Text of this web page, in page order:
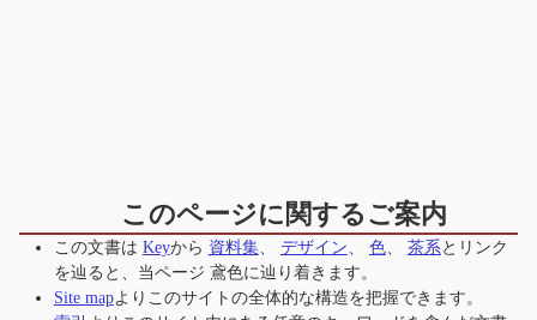
このページに関するご案内
この文書は Keyから 資料集、 デザイン、 色、 茶系とリンク
を辿ると、当ページ 鳶色に辿り着きます。
Site mapよりこのサイトの全体的な構造を把握できます。